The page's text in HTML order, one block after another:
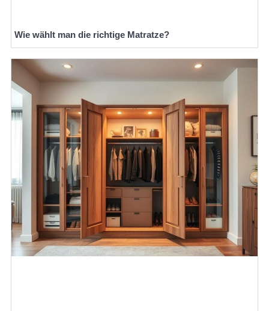
Wie wählt man die richtige Matratze?